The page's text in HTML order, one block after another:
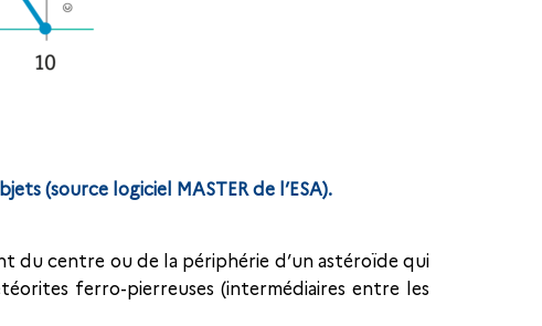
(source logiciel MASTER de l’ESA).
du centre ou de la périphérie d’un astéroïde qui
ferro-pierreuses (intermédiaires entre les